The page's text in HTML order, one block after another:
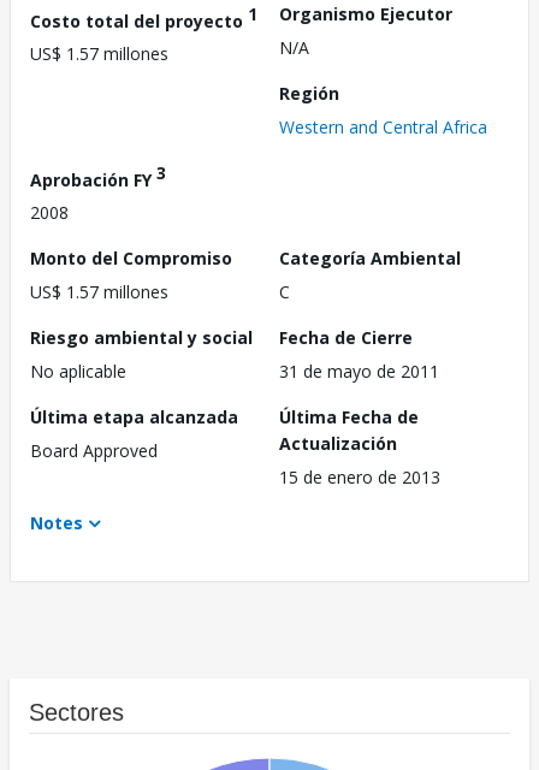
Costo total del proyecto 1
US$ 1.57 millones
Organismo Ejecutor
N/A
Región
Western and Central Africa
Aprobación FY3
2008
Monto del Compromiso
US$ 1.57 millones
Categoría Ambiental
C
Riesgo ambiental y social
No aplicable
Fecha de Cierre
31 de mayo de 2011
Última etapa alcanzada
Board Approved
Última Fecha de
Actualización
15 de enero de 2013
Notes
Sectores